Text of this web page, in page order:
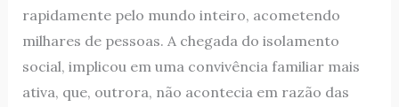
rapidamente pelo mundo inteiro, acometendo
milhares de pessoas. A chegada do isolamento
social, implicou em uma convivência familiar mais
ativa, que, outrora, não acontecia em razão das